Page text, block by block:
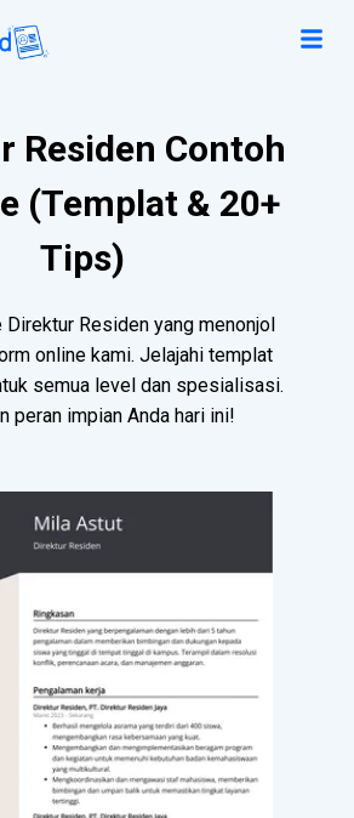
Residen Contoh
(Templat & 20+
Tips)
Direktur Residen yang menonjol
online kami. Jelajahi templat
semua level dan spesialisasi.
peran impian Anda hari ini!